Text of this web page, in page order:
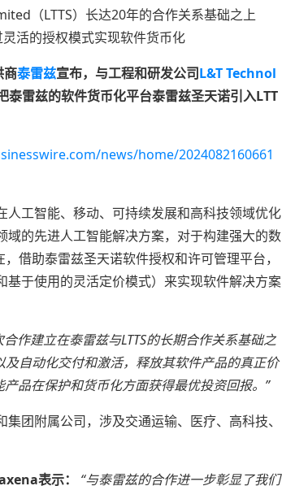
（LTTS）长达20年的合作关系基础之上
活的授权模式实现软件货币化
商泰雷兹宣布，与工程和研发公司L&T Technol
泰雷兹的软件货币化平台泰雷兹圣天诺引入LTT
news/home/2024082160661
人工智能、移动、可持续发展和高科技领域优化
的先进人工智能解决方案，对于构建强大的数
借助泰雷兹圣天诺软件授权和许可管理平台，
基于使用的灵活定价模式）来实现软件解决方案
合作建立在泰雷兹与LTTS的长期合作关系基础之
自动化交付和激活，释放其软件产品的真正价
品在保护和货币化方面获得最优投资回报。”
团附属公司，涉及交通运输、医疗、高科技、
表示：
“与泰雷兹的合作进一步彰显了我们